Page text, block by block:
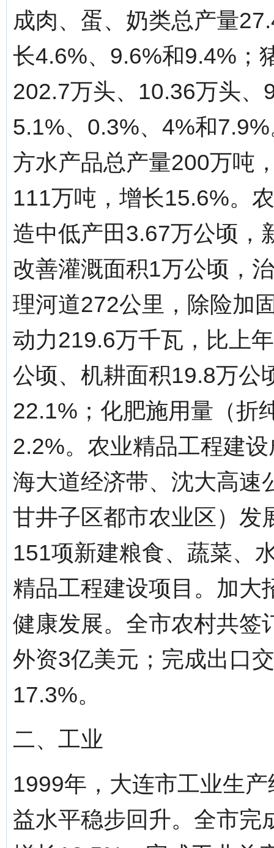
成肉、蛋、奶类总产量
长4.6%、9.6%和9.4%；
202.7万头、10.36万头
5.1%、0.3%、4%和
方水产品总产量200万吨
111万吨，增长15.6%。
造中低产田3.67万公顷，
改善灌溉面积1万公顷，
理河道272公里，除险加
动力219.6万千瓦，比上
公顷、机耕面积19.8万公
22.1%；化肥施用量（折
2.2%。农业精品工程建
海大道经济带、沈大高速
甘井子区都市农业区）发
151项新建粮食、蔬菜、
精品工程建设项目。加大
健康发展。全市农村共签
外资3亿美元；完成出口
17.3%。
二、工业
1999年，大连市工业生
益水平稳步回升。全市完